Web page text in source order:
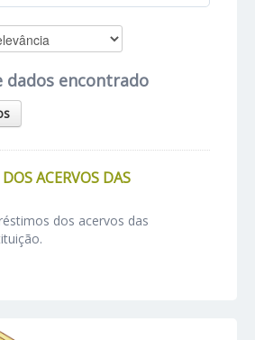
dados encontrado
ACERVOS DAS
dos acervos das